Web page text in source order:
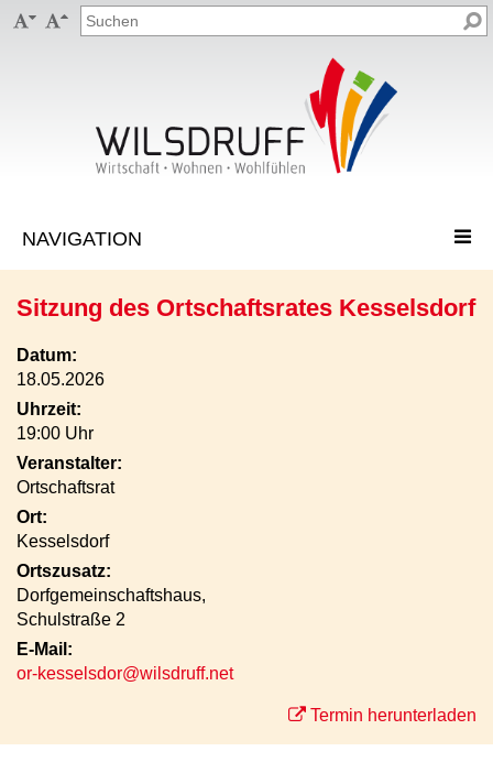
 
Sitzung des Ortschaftsrates Kesselsdorf
Datum:
18.05.2026
Uhrzeit:
19:00 Uhr
Veranstalter:
Ortschaftsrat
Ort:
Kesselsdorf
Ortszusatz:
Dorfgemeinschaftshaus,
Schulstraße 2
E-Mail:
or-kesselsdor@wilsdruff.net
Termin herunterladen